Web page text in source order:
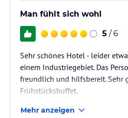
Man fühlt sich wohl
5 / 6
Sehr schönes Hotel - leider
einem Industriegebiet. Das
freundlich und hilfsbereit. Sehr
Frühstücksbuffet.
Mehr anzeigen